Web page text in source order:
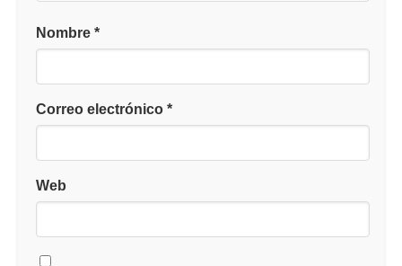
Nombre *
Correo electrónico *
Web